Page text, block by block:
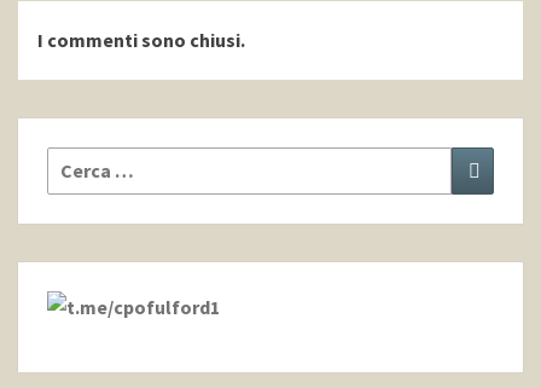
I commenti sono chiusi.
Cerca: Cerca